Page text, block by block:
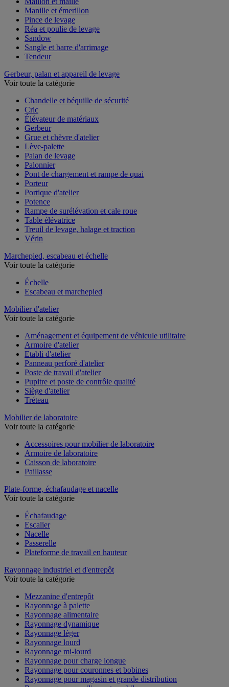
Manille et émerillon
Pince de levage
Réa et poulie de levage
Sandow
Sangle et barre d'arrimage
Tendeur
Gerbeur, palan et appareil de levage
Voir toute la catégorie
Chandelle et béquille de sécurité
Cric
Élévateur de matériaux
Gerbeur
Grue et chèvre d'atelier
Lève-palette
Palan de levage
Palonnier
Pont de chargement et rampe de quai
Porteur
Portique d'atelier
Potence
Rampe de surélévation et cale roue
Table élévatrice
Treuil de levage, halage et traction
Vérin
Marchepied, escabeau et échelle
Voir toute la catégorie
Échelle
Escabeau et marchepied
Mobilier d'atelier
Voir toute la catégorie
Aménagement et équipement de véhicule utilitaire
Armoire d'atelier
Etabli d'atelier
Panneau perforé d'atelier
Poste de travail d'atelier
Pupitre et poste de contrôle qualité
Siège d'atelier
Tréteau
Mobilier de laboratoire
Voir toute la catégorie
Accessoires pour mobilier de laboratoire
Armoire de laboratoire
Caisson de laboratoire
Paillasse
Plate-forme, échafaudage et nacelle
Voir toute la catégorie
Échafaudage
Escalier
Nacelle
Passerelle
Plateforme de travail en hauteur
Rayonnage industriel et d'entrepôt
Voir toute la catégorie
Mezzanine d'entrepôt
Rayonnage à palette
Rayonnage alimentaire
Rayonnage dynamique
Rayonnage léger
Rayonnage lourd
Rayonnage mi-lourd
Rayonnage pour charge longue
Rayonnage pour couronnes et bobines
Rayonnage pour magasin et grande distribution